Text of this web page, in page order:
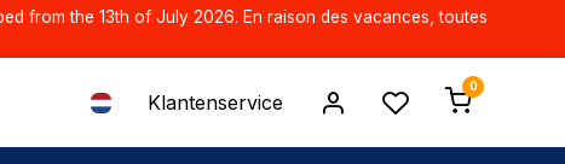
from the 13th of July 2026. En raison des vacances, toutes
Klantenservice
0